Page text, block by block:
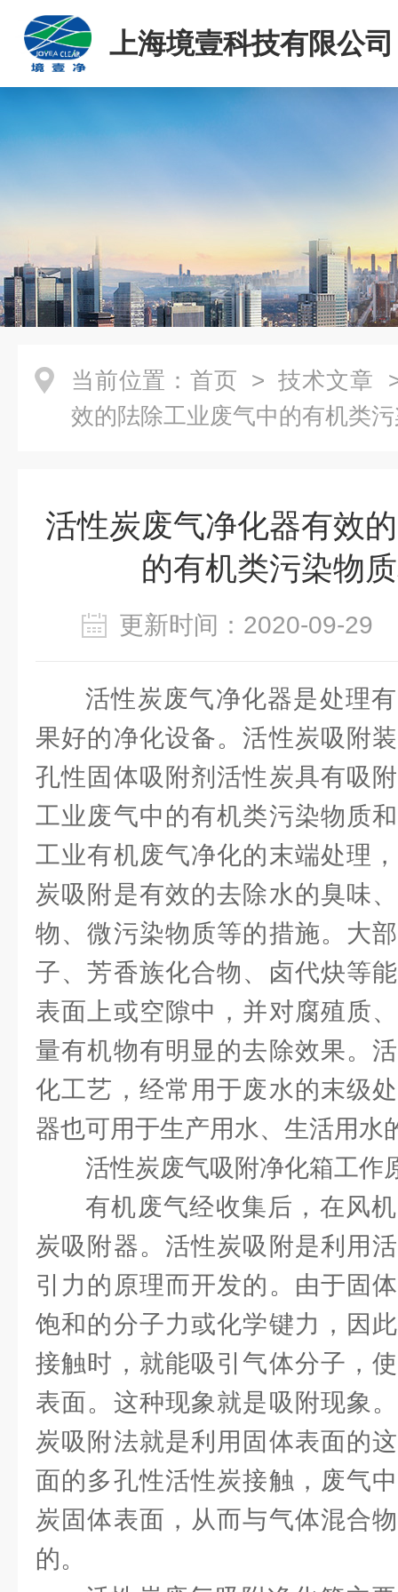
上海境壹科技有限公司
当前位置： 首页 > 技术文章
效的阹除工业废气中的有机类
活性炭废气净化器有效
的有机类污染物
更新时间：2020-09-
活性炭废气净化器是处理
果好的净化设备。活性炭吸附
孔性固体吸附剂活性炭具有吸
工业废气中的有机类污染物质
工业有机废气净化的末端处理
炭吸附是有效的去除水的臭味
物、微污染物质等的措施。大
子、芳香族化合物、卤代炔等
表面上或空隙中，并对腐殖质
量有机物有明显的去除效果。
化工艺，经常用于废水的末级
器也可用于生产用水、生活用水
活性炭废气吸附净化箱工作
有机废气经收集后，在风
炭吸附器。活性炭吸附是利用
引力的原理而开发的。由于固
饱和的分子力或化学键力，因
接触时，就能吸引气体分子，
表面。这种现象就是吸附现象
炭吸附法就是利用固体表面的
面的多孔性活性炭接触，废气
炭固体表面，从而与气体混合
的。